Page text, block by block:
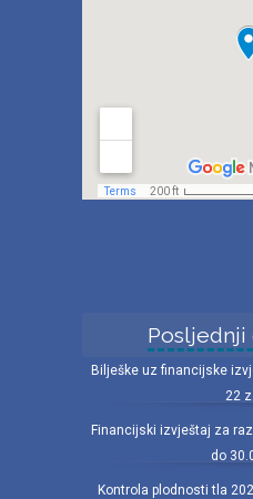
Bilješke uz financijske
22 z...
Financijski izvještaj za
do
Kontrola plodnosti tla